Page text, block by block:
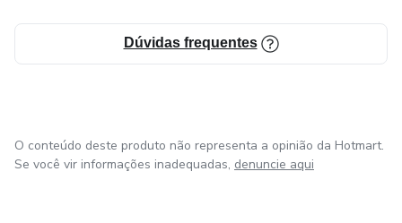
Dúvidas frequentes
O conteúdo deste produto não representa a opinião da Hotmart.
Se você vir informações inadequadas, denuncie aqui